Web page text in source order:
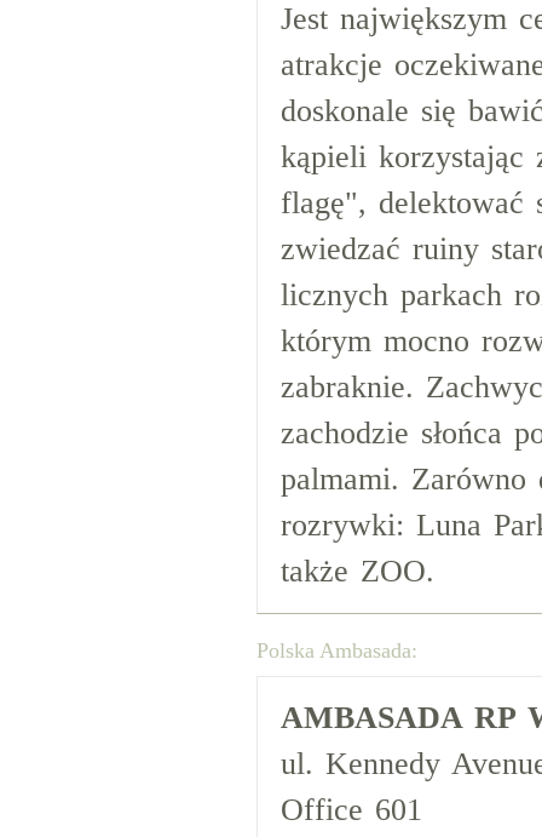
Jest największym
atrakcje
doskonale się
kąpieli korzystając
flagę", delektować
zwiedzać ruiny
licznych parkach
którym mocno
zabraknie.
zachodzie słońca
palmami. Zarówno
rozrywki: Luna
także ZOO.
Polska Ambasada:
AMBASADA RP
ul. Kennedy
Office 601